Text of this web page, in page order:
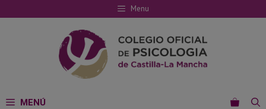
al
Menu
MENÚ